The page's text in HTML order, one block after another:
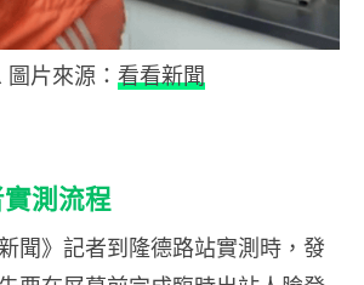
片來源： 看看新聞
測流程
聞》記者到隆德路站實測時，發